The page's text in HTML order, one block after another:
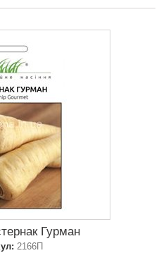
Гурман
2166П